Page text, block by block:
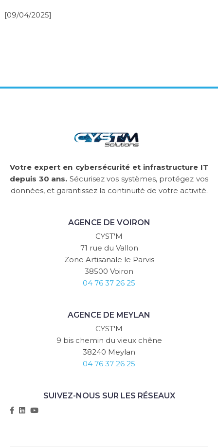
[09/04/2025]
Votre expert en cybersécurité et infrastructure IT
depuis 30 ans. Sécurisez vos systèmes, protégez vos
données, et garantissez la continuité de votre activité.
AGENCE DE VOIRON
CYST'M
71 rue du Vallon
Zone Artisanale le Parvis
38500 Voiron
04 76 37 26 25
AGENCE DE MEYLAN
CYST'M
9 bis chemin du vieux chêne
38240 Meylan
04 76 37 26 25
SUIVEZ-NOUS SUR LES RÉSEAUX